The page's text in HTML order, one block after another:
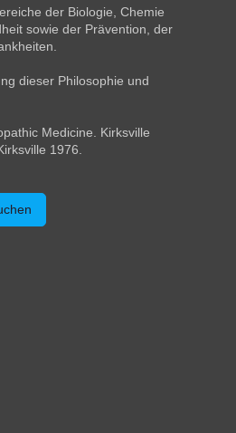
der Biologie, Chemie
sowie der Prävention, der
dieser Philosophie und
Medicine. Kirksville
1976.